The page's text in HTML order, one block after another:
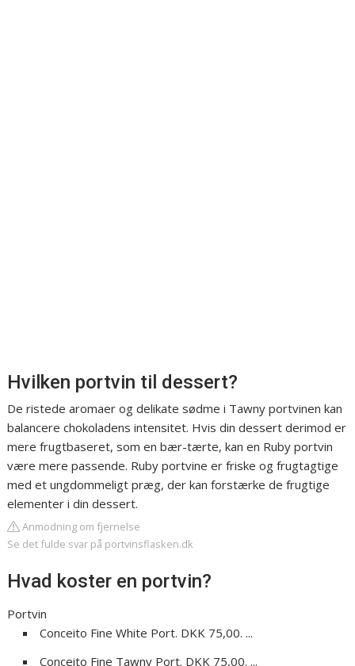
Hvilken portvin til dessert?
De ristede aromaer og delikate sødme i Tawny portvinen kan
balancere chokoladens intensitet. Hvis din dessert derimod er
mere frugtbaseret, som en bær-tærte, kan en Ruby portvin
være mere passende. Ruby portvine er friske og frugtagtige
med et ungdommeligt præg, der kan forstærke de frugtige
elementer i din dessert.
Anmodning om fjernelse
Se det fulde svar på portvinsflasken.dk
Hvad koster en portvin?
Portvin
Conceito Fine White Port. DKK 75,00. ...
Conceito Fine Tawny Port. DKK 75,00. ...